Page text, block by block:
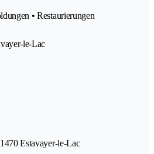
• Restaurierungen
le-Lac
1470 Estavayer-le-Lac